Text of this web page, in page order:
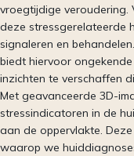
vroegtijdige veroudering.
deze stressgerelateerde
signaleren en
biedt hiervoor
inzichten te verschaffen
Met geavanceerde 3D-
stressindicatoren in de
aan de oppervlakte.
waarop we